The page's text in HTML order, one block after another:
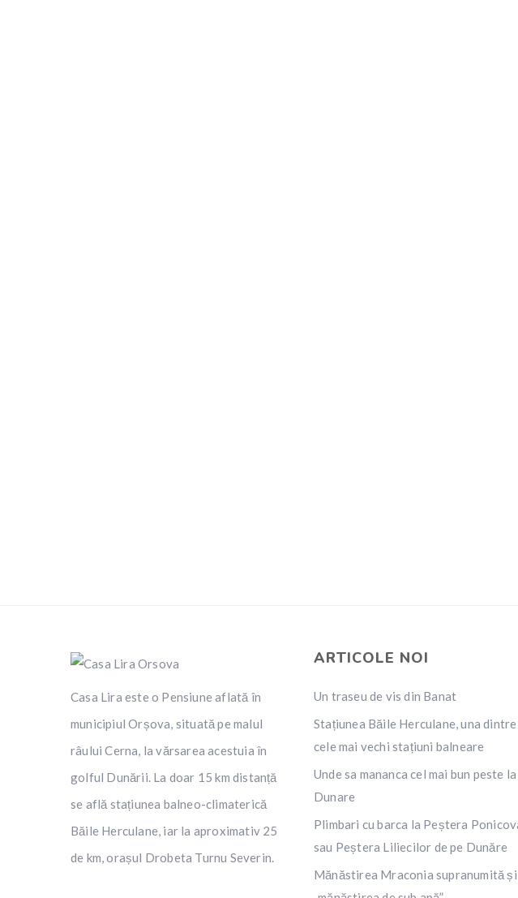
Casa Lira este o Pensiune aflată în
municipiul Orșova, situată pe malul
râului Cerna, la vărsarea acestuia în
golful Dunării. La doar 15 km distanță
se află stațiunea balneo-climaterică
Băile Herculane, iar la aproximativ 25
de km, orașul Drobeta Turnu Severin.
ARTICOLE NOI
Un traseu de vis din Banat
Stațiunea Băile Herculane, una dintre
cele mai vechi stațiuni balneare
Unde sa mananca cel mai bun peste la
Dunare
Plimbari cu barca la Peștera
sau Peștera Liliecilor de pe Dunăre
Mănăstirea Mraconia supranumită și